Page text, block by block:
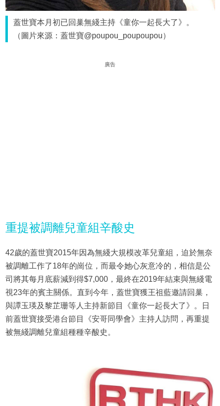
蓋世寶本月初已回巢無綫主持《童你一起長大了》。
（圖片來源：蓋世寶@poupou_poupoupou）
廣告
重提被調離兒童組辛酸史
42歲的蓋世寶2015年因為無綫大規模改革兒童組，迫於無奈
被調離工作了18年的崗位，而最令她心灰意冷的，相信是公
司將其每月底薪減到得$7,000，最終在2019年結束與無綫電
視23年的賓主關係。直到今年，蓋世寶獲王祖藍邀請回巢，
與譚玉瑛及黎芷珊等人主持新節目《童你一起長大了》。日
前蓋世寶接受港台節目《安哥同學會》主持人訪問，再重提
被無綫調離兒童組種種辛酸史。